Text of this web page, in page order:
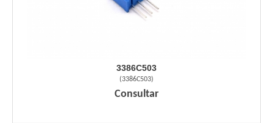
3386C503
(3386C503)
Consultar